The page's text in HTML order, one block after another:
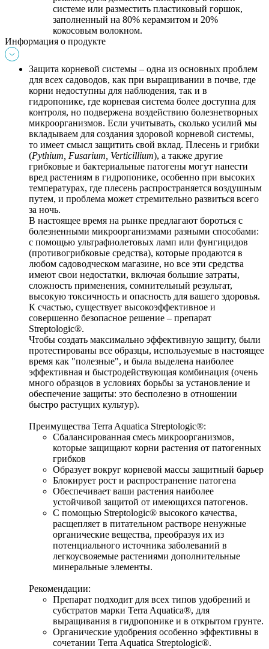
системе или разместить пластиковый горшок,
заполненный на 80% керамзитом и 20%
кокосовым волокном.
Информация о продукте
Защита корневой системы – одна из основных проблем
для всех садоводов, как при выращивании в почве, где
корни недоступны для наблюдения, так и в
гидропонике, где корневая система более доступна для
контроля, но подвержена воздействию болезнетворных
микроорганизмов. Если учитывать, сколько усилий мы
вкладываем для создания здоровой корневой системы,
то имеет смысл защитить свой вклад. Плесень и грибки
(Pythium, Fusarium, Verticillium), а также другие
грибковые и бактериальные патогены могут нанести
вред растениям в гидропонике, особенно при высоких
температурах, где плесень распространяется воздушным
путем, и проблема может стремительно развиться всего
за ночь.
В настоящее время на рынке предлагают бороться с
болезненными микроорганизмами разными способами:
с помощью ультрафиолетовых ламп или фунгицидов
(противогрибковые средства), которые продаются в
любом садоводческом магазине, но все эти средства
имеют свои недостатки, включая большие затраты,
сложность применения, сомнительный результат,
высокую токсичность и опасность для вашего здоровья.
К счастью, существует высокоэффективное и
совершенно безопасное решение – препарат
Streptologic®.
Чтобы создать максимально эффективную защиту, были
протестированы все образцы, используемые в настоящее
время как "полезные", и была выделена наиболее
эффективная и быстродействующая комбинация (очень
много образцов в условиях борьбы за установление и
обеспечение защиты: это бесполезно в отношении
быстро растущих культур).
Преимущества Terra Aquatica Streptologic®:
Сбалансированная смесь микроорганизмов,
которые защищают корни растения от патогенных
грибков
Образует вокруг корневой массы защитный барьер
Блокирует рост и распространение патогена
Обеспечивает ваши растения наиболее
устойчивой защитой от имеющихся патогенов.
С помощью Streptologic® высокого качества,
расщепляет в питательном растворе ненужные
органические вещества, преобразуя их из
потенциального источника заболеваний в
легкоусвояемые растениями дополнительные
минеральные элементы.
Рекомендации:
Препарат подходит для всех типов удобрений и
субстратов марки Terra Aquatica®, для
выращивания в гидропонике и в открытом грунте.
Органические удобрения особенно эффективны в
сочетании Terra Aquatica Streptologic®.